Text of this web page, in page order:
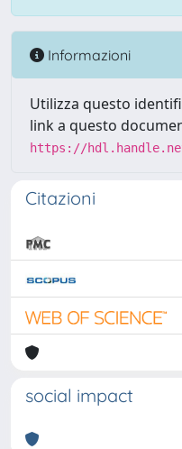
Informazioni
Utilizza questo
link a questo
https://
Citazioni
social impact